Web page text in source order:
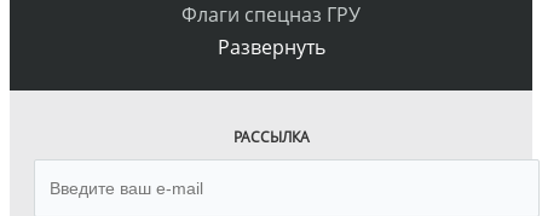
Флаги спецназ ГРУ
Развернуть
РАССЫЛКА